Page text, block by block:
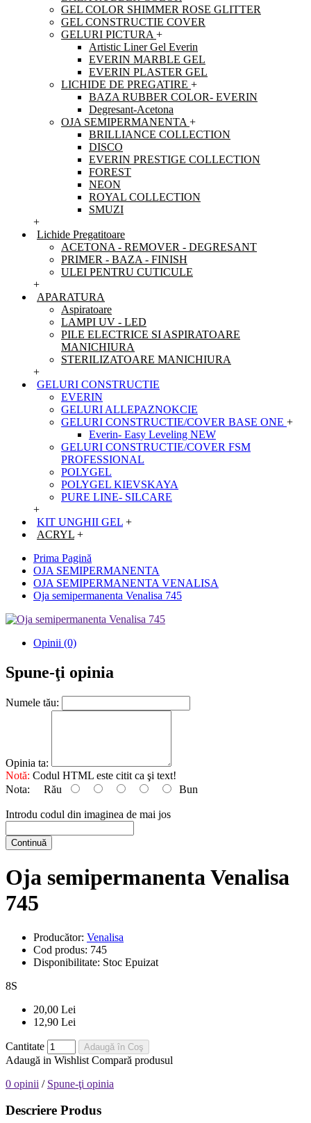
GEL COLOR SHIMMER ROSE GLITTER
GEL CONSTRUCTIE COVER
GELURI PICTURA +
Artistic Liner Gel Everin
EVERIN MARBLE GEL
EVERIN PLASTER GEL
LICHIDE DE PREGATIRE +
BAZA RUBBER COLOR- EVERIN
Degresant-Acetona
OJA SEMIPERMANENTA +
BRILLIANCE COLLECTION
DISCO
EVERIN PRESTIGE COLLECTION
FOREST
NEON
ROYAL COLLECTION
SMUZI
+
Lichide Pregatitoare
ACETONA - REMOVER - DEGRESANT
PRIMER - BAZA - FINISH
ULEI PENTRU CUTICULE
+
APARATURA
Aspiratoare
LAMPI UV - LED
PILE ELECTRICE SI ASPIRATOARE
MANICHIURA
STERILIZATOARE MANICHIURA
+
GELURI CONSTRUCTIE
EVERIN
GELURI ALLEPAZNOKCIE
GELURI CONSTRUCTIE/COVER BASE ONE +
Everin- Easy Leveling NEW
GELURI CONSTRUCTIE/COVER FSM
PROFESSIONAL
POLYGEL
POLYGEL KIEVSKAYA
PURE LINE- SILCARE
+
KIT UNGHII GEL +
ACRYL +
Prima Pagină
OJA SEMIPERMANENTA
OJA SEMIPERMANENTA VENALISA
Oja semipermanenta Venalisa 745
Opinii (0)
Spune-ţi opinia
Numele tău:
Opinia ta:
Notă: Codul HTML este citit ca şi text!
Nota: Rău Bun
Introdu codul din imaginea de mai jos
Continuă
Oja semipermanenta Venalisa
745
Producător: Venalisa
Cod produs: 745
Disponibilitate: Stoc Epuizat
8S
20,00 Lei
12,90 Lei
Cantitate Adaugă în Coş
Adaugă in Wishlist Compară produsul
0 opinii / Spune-ţi opinia
Descriere Produs